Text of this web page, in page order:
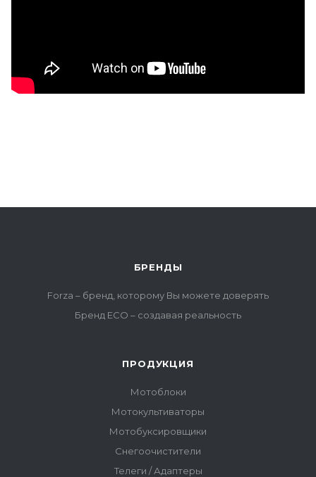
БРЕНДЫ
Forza – бренд, которому Вы можете доверять
Бренд ECO – создавая реальность
ПРОДУКЦИЯ
Мотоблоки
Мотокультиваторы
Мотобуксировщики
Снегоочистители
Телеги / Адаптеры